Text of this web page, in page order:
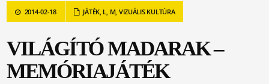
2014-02-18 JÁTÉK, L, M, VIZUÁLIS KULTÚRA
VILÁGÍTÓ MADARAK –
MEMÓRIAJÁTÉK